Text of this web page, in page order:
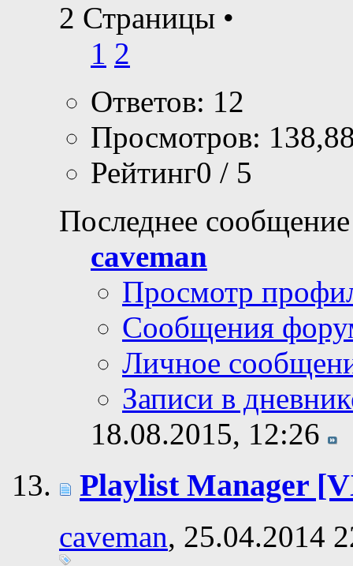
2 Страницы •
1 2
Ответов: 12
Просмотров:
Рейтинг0 / 5
Последнее
caveman
Просмотр
Сообщения
Личное
Записи в
18.08.2015, 12:26
Playlist Manager
caveman, 25.04.2014